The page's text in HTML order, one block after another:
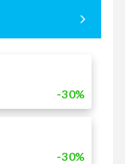
-30%
-30%